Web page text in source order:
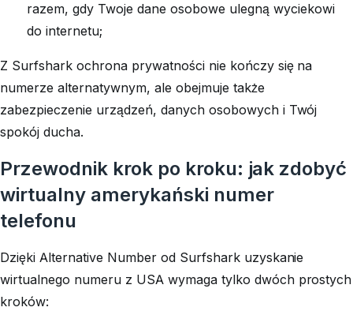
razem, gdy Twoje dane osobowe ulegną wyciekowi
do internetu;
Z Surfshark ochrona prywatności nie kończy się na
numerze alternatywnym, ale obejmuje także
zabezpieczenie urządzeń, danych osobowych i Twój
spokój ducha.
Przewodnik krok po kroku: jak zdobyć
wirtualny amerykański numer
telefonu
Dzięki Alternative Number od Surfshark uzyskanie
wirtualnego numeru z USA wymaga tylko dwóch prostych
kroków: